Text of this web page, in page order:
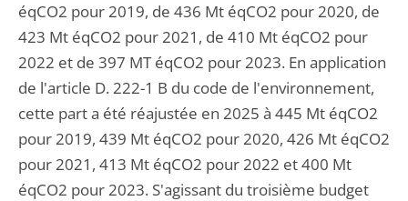
éqCO2 pour 2019, de 436 Mt éqCO2 pour 2020, de
423 Mt éqCO2 pour 2021, de 410 Mt éqCO2 pour
2022 et de 397 MT éqCO2 pour 2023. En application
de l'article D. 222-1 B du code de l'environnement,
cette part a été réajustée en 2025 à 445 Mt éqCO2
pour 2019, 439 Mt éqCO2 pour 2020, 426 Mt éqCO2
pour 2021, 413 Mt éqCO2 pour 2022 et 400 Mt
éqCO2 pour 2023. S'agissant du troisième budget